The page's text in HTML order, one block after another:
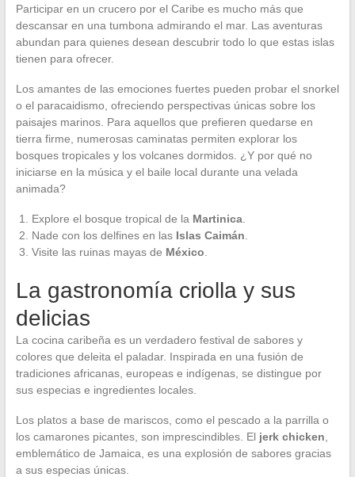
Participar en un crucero por el Caribe es mucho más que
descansar en una tumbona admirando el mar. Las aventuras
abundan para quienes desean descubrir todo lo que estas islas
tienen para ofrecer.
Los amantes de las emociones fuertes pueden probar el snorkel
o el paracaidismo, ofreciendo perspectivas únicas sobre los
paisajes marinos. Para aquellos que prefieren quedarse en
tierra firme, numerosas caminatas permiten explorar los
bosques tropicales y los volcanes dormidos. ¿Y por qué no
iniciarse en la música y el baile local durante una velada
animada?
Explore el bosque tropical de la Martinica.
Nade con los delfines en las Islas Caimán
Visite las ruinas mayas de México
La gastronomía criolla y sus
delicias
La cocina caribeña es un verdadero festival de sabores y
colores que deleita el paladar. Inspirada en una fusión de
tradiciones africanas, europeas e indígenas, se distingue por
sus especias e ingredientes locales.
Los platos a base de mariscos, como el pescado a la parrilla o
los camarones picantes, son imprescindibles. El jerk chicken
emblemático de Jamaica, es una explosión de sabores gracias
a sus especias únicas.